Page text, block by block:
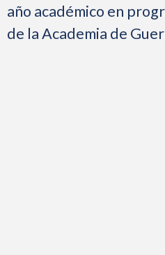
año académico en
de la Academia de